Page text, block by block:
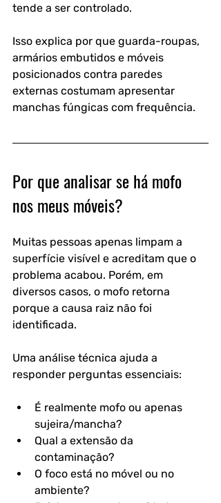
tende a ser controlado.
Isso explica por que guarda-roupas,
armários embutidos e móveis
posicionados contra paredes
externas costumam apresentar
manchas fúngicas com frequência.
Por que analisar se há mofo
nos meus móveis?
Muitas pessoas apenas limpam a
superfície visível e acreditam que o
problema acabou. Porém, em
diversos casos, o mofo retorna
porque a causa raiz não foi
identificada.
Uma análise técnica ajuda a
responder perguntas essenciais:
É realmente mofo ou apenas
sujeira/mancha?
Qual a extensão da
contaminação?
O foco está no móvel ou no
ambiente?